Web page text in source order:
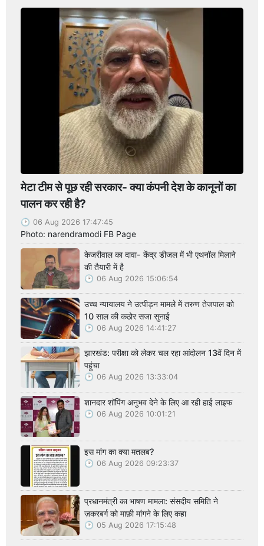
मेटा टीम से पूछ रही सरकार- क्या कंपनी देश के कानूनों का
पालन कर रही है?
06 Aug 2026 17:47:45
Photo: narendramodi FB Page
केजरीवाल का दावा- केंद्र डीजल में भी एथनॉल मिलाने
की तैयारी में है
06 Aug 2026 15:06:54
उच्च न्यायालय ने उत्पीड़न मामले में तरुण तेजपाल को
10 साल की कठोर सजा सुनाई
06 Aug 2026 14:41:27
झारखंड: परीक्षा को लेकर चल रहा आंदोलन 13वें दिन में
पहुंचा
06 Aug 2026 13:33:04
शानदार शॉपिंग अनुभव देने के लिए आ रही हाई लाइफ
06 Aug 2026 10:01:21
इस मांग का क्या मतलब?
06 Aug 2026 09:23:37
प्रधानमंत्री का भाषण मामला: संसदीय समिति ने
ज़करबर्ग को माफ़ी मांगने के लिए कहा
05 Aug 2026 17:15:48